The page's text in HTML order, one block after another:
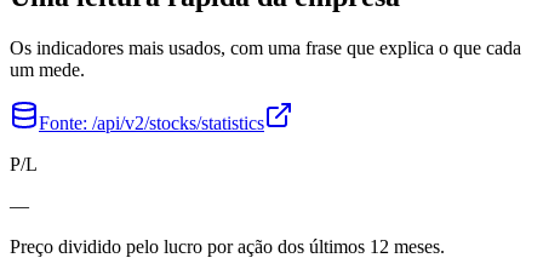
Os indicadores mais usados, com uma frase que explica o que cada
um mede.
Fonte: /api/v2/stocks/statistics
P/L
—
Preço dividido pelo lucro por ação dos últimos 12 meses.